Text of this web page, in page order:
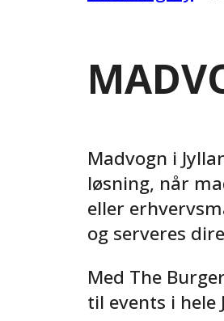
Madvogn i
løsning, når
eller
og serveres
Med The
til events i hele